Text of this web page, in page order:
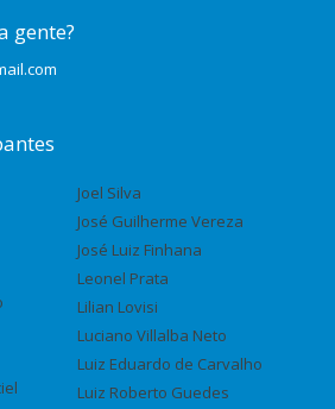
gente?
Joel Silva
José Guilherme Vereza
José Luiz Finhana
Leonel Prata
Lilian Lovisi
Luciano Villalba Neto
Luiz Eduardo de Carvalho
Luiz Roberto Guedes